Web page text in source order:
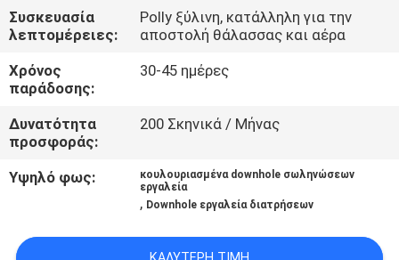
ΕΠΑΦΉ
ΕΙΔΉΣΕΙΣ
ΠΕΡΙΠΤΏΣΕΙΣ
Συσκευασία
λεπτομέρειες:
Polly ξύλινη, κατάλληλη για την
αποστολή θάλασσας και αέρα
Χρόνος
παράδοσης:
30-45 ημέρες
Δυνατότητα
προσφοράς:
200 Σκηνικά / Μήνας
Υψηλό φως:
κουλουριασμένα downhole σωληνώσεων
εργαλεία
, Downhole εργαλεία διατρήσεων